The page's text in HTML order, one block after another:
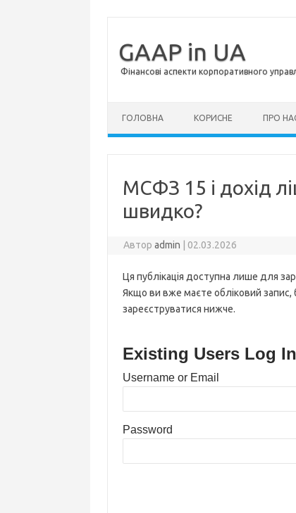
GAAP in UA
Фінансові аспекти корпоративного
ГОЛОВНА КОРИСНЕ ПРО
МСФЗ 15 і дохід
швидко?
Авторadmin 02.03.2026
Ця публікація доступна лише для
Якщо ви вже маєте обліковий запис,
зареєструватися нижче.
Existing Users Log In
Username or Email
Password